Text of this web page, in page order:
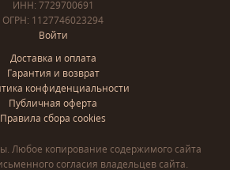
ИНН: 7729700691
ОГРН: 1127746023294
Войти
Доставка и оплата
Гарантия и возврат
конфиденциальности
Публичная оферта
Правила сбора cookies
Любое копирование содержимого сайта
согласия владельцев сайта.